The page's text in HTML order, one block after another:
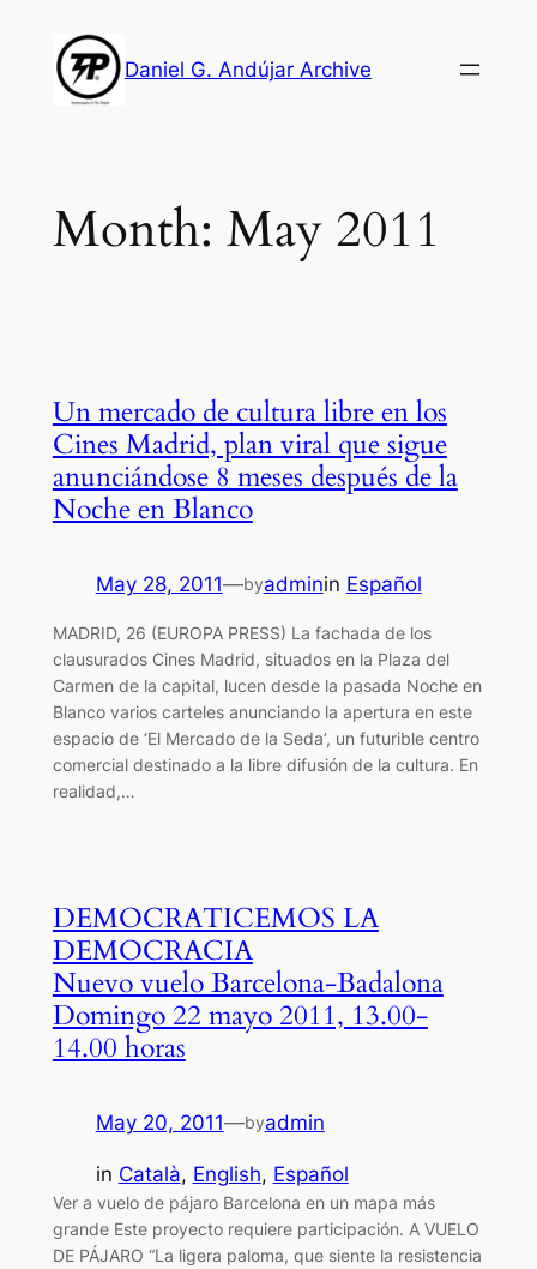
content
Daniel G. Andújar Archive
Month: May 2011
Un mercado de cultura libre en los
Cines Madrid, plan viral que sigue
anunciándose 8 meses después de la
Noche en Blanco
May 28, 2011—byadminin Español
MADRID, 26 (EUROPA PRESS) La fachada de los
clausurados Cines Madrid, situados en la Plaza del
Carmen de la capital, lucen desde la pasada Noche en
Blanco varios carteles anunciando la apertura en este
espacio de ‘El Mercado de la Seda’, un futurible centro
comercial destinado a la libre difusión de la cultura. En
realidad,…
DEMOCRATICEMOS LA
DEMOCRACIA
Nuevo vuelo Barcelona-Badalona
Domingo 22 mayo 2011, 13.00-
14.00 horas
May 20, 2011—byadmin
in Català, English, Español
Ver a vuelo de pájaro Barcelona en un mapa más
grande Este proyecto requiere participación. A VUELO
DE PÁJARO “La ligera paloma, que siente la resistencia